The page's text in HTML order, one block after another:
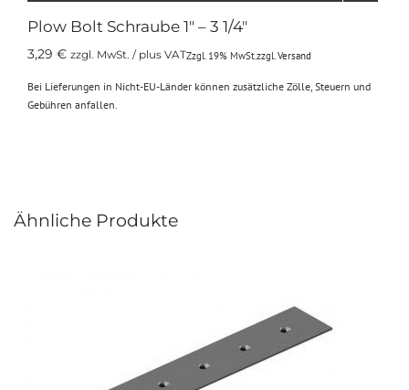
Plow Bolt Schraube 1″ – 3 1/4″
3,29 € zzgl. MwSt. / plus VATZzgl. 19% MwSt.zzgl. Versand
Bei Lieferungen in Nicht-EU-Länder können zusätzliche Zölle, Steuern und
Gebühren anfallen.
Ähnliche Produkte